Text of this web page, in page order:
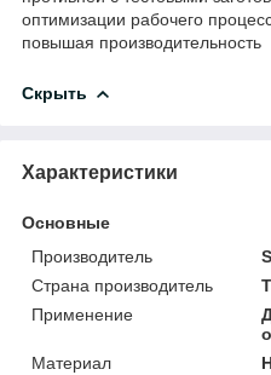
оптимизации рабочего
повышая производительность
Скрыть
Характеристики
Основные
Производитель
Страна производитель
Применение
Материал